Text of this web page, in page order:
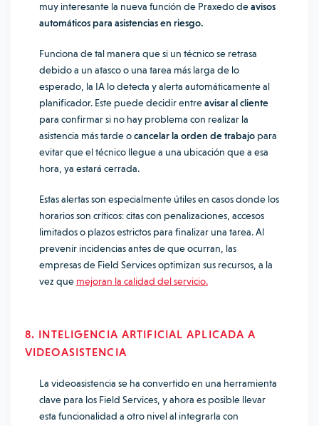
muy interesante la nueva función de Praxedo deavisos
automáticos para asistencias en riesgo.
Funciona de tal manera que si un técnico se retrasa
debido a un atasco o una tarea más larga de lo
esperado, la IA lo detecta y alerta automáticamente al
planificador. Este puede decidir entreavisar al cliente
para confirmar si no hay problema con realizar la
asistencia más tarde ocancelar la orden de trabajo para
evitar que el técnico llegue a una ubicación que a esa
hora, ya estará cerrada.
Estas alertas son especialmente útiles en casos donde los
horarios son críticos: citas con penalizaciones, accesos
limitados o plazos estrictos para finalizar una tarea. Al
prevenir incidencias antes de que ocurran, las
empresas de Field Services optimizan sus recursos, a la
vez que mejoran la calidad del servicio.
8. INTELIGENCIA ARTIFICIAL APLICADA A
VIDEOASISTENCIA
La videoasistencia se ha convertido en una herramienta
clave para los Field Services, y ahora es posible llevar
esta funcionalidad a otro nivel al integrarla con